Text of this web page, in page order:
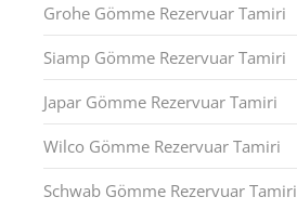
Grohe Gömme Rezervuar Tamiri
Siamp Gömme Rezervuar Tamiri
Japar Gömme Rezervuar Tamiri
Wilco Gömme Rezervuar Tamiri
Schwab Gömme Rezervuar Tamiri